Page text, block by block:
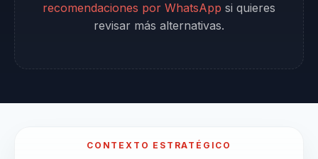
recomendaciones por WhatsApp si quieres
revisar más alternativas.
CONTEXTO ESTRATÉGICO